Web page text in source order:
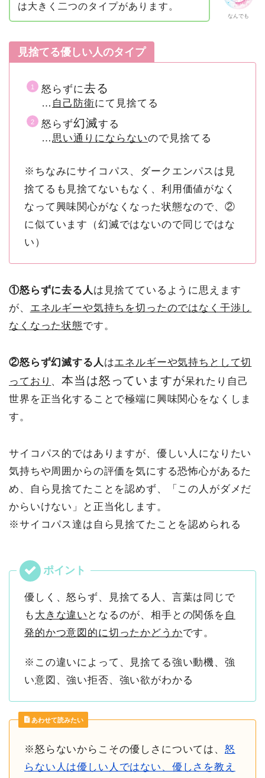
なんでも
は大きく二つのタイプがあります。
見捨てる優しい人のタイプ
怒らずに去る
… 自己防衛にて見捨てる
怒らず幻滅する
…思い通りにならないので見捨てる
※ちなみにサイコパス、ダークエンパスは見
捨てるも見捨てないもなく、利用価値がなく
なって興味関心がなくなった状態なので、②
に似ています（幻滅ではないので同じではな
い）
①怒らずに去る人は見捨てているように思えます
が、 エネルギーや気持ちを切ったのではなく干渉し
なくなった状態です。
②怒らず幻滅する人はエネルギーや気持ちとして切
っており 、本当は怒っていますが呆れたり自己
世界を正当化することで極端に興味関心をなくしま
す。
サイコパス的ではありますが、優しい人になりたい
気持ちや周囲からの評価を気にする恐怖心があるた
め、自ら見捨てたことを認めず、「この人がダメだ
からいけない」と正当化します。
※サイコパス達は自ら見捨てたことを認められる
優しく、怒らず、見捨てる人、言葉は同じで
も 大きな違い となるのが、相手との関係を 自
発的かつ意図的に切ったかどうかです。
※この違いによって、見捨てる強い動機、強
い意図、強い拒否、強い欲がわかる
あわせて読みたい
※怒らないからこその優しさについては、 怒
らない人は優しい人ではない、優しさを教え